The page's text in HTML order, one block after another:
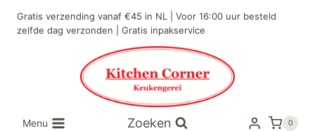
naar
Gratis verzending vanaf €45 in NL | Voor 16:00 uur besteld
zelfde dag verzonden | Gratis inpakservice
Menu Zoeken 0